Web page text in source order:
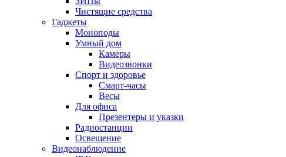
Чистящие средства
Гаджеты
Моноподы
Умный дом
Камеры
Видеозвонки
Спорт и здоровье
Смарт-часы
Весы
Для офиса
Презентеры и указки
Радиостанции
Освещение
Видеонаблюдение